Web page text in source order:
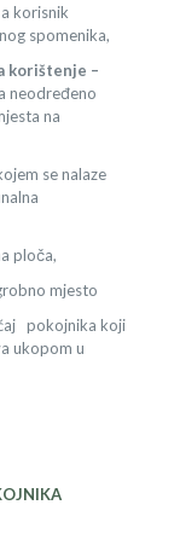
korisnik
spomenika,
korištenje –
neodređeno
na
se nalaze
ploča,
mjesto
pokojnika koji
ukopom u